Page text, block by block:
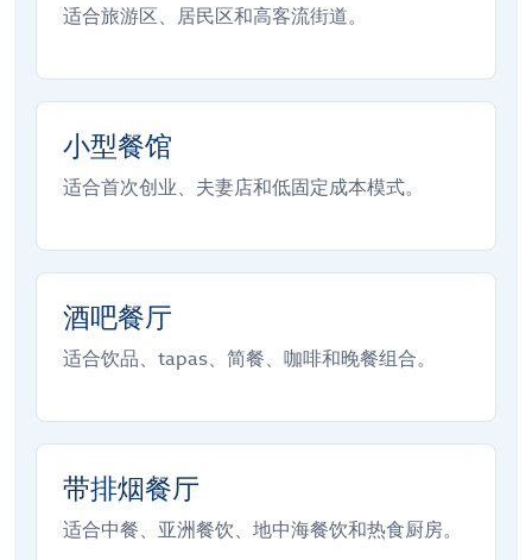
适合旅游区、居民区和高客流街道。
小型餐馆
适合首次创业、夫妻店和低固定成本模式。
酒吧餐厅
适合饮品、tapas、简餐、咖啡和晚餐组合。
带排烟餐厅
适合中餐、亚洲餐饮、地中海餐饮和热食厨房。